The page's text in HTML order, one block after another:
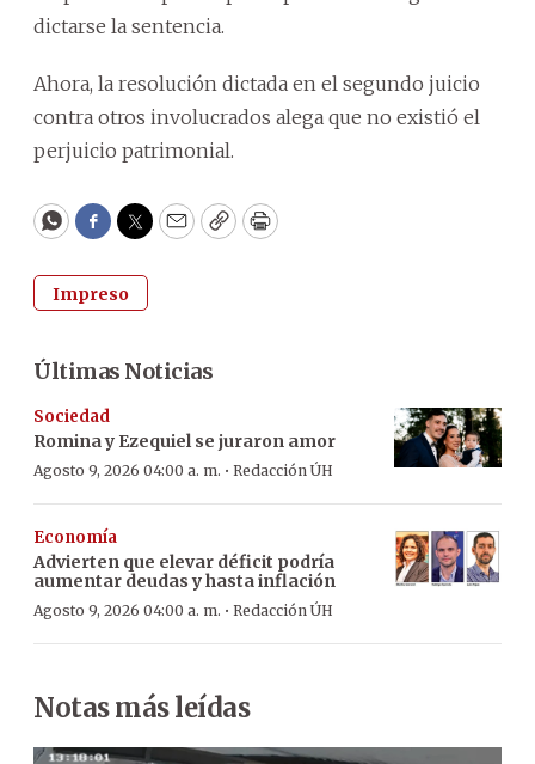
dictarse la sentencia.
Ahora, la resolución dictada en el segundo juicio
contra otros involucrados alega que no existió el
perjuicio patrimonial.
WhatsApp
Facebook
Twitter
EmailCopyPrint
Impreso
Últimas Noticias
Sociedad
Romina y Ezequiel se juraron amor
Agosto 9, 2026 04:00 a. m. · Redacción ÚH
Economía
Advierten que elevar déficit podría
aumentar deudas y hasta inflación
Agosto 9, 2026 04:00 a. m. · Redacción ÚH
Notas más leídas